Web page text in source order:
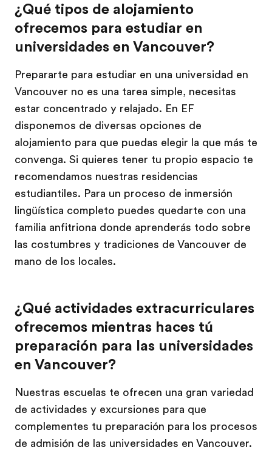
¿Qué tipos de alojamiento
ofrecemos para estudiar en
universidades en Vancouver?
Prepararte para estudiar en una universidad en
Vancouver no es una tarea simple, necesitas
estar concentrado y relajado. En EF
disponemos de diversas opciones de
alojamiento para que puedas elegir la que más te
convenga. Si quieres tener tu propio espacio te
recomendamos nuestras residencias
estudiantiles. Para un proceso de inmersión
lingüística completo puedes quedarte con una
familia anfitriona donde aprenderás todo sobre
las costumbres y tradiciones de Vancouver de
mano de los locales.
¿Qué actividades extracurriculares
ofrecemos mientras haces tú
preparación para las universidades
en Vancouver?
Nuestras escuelas te ofrecen una gran variedad
de actividades y excursiones para que
complementes tu preparación para los procesos
de admisión de las universidades en Vancouver.